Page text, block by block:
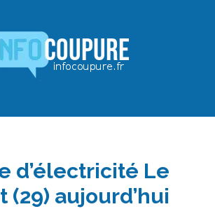
d’électricité Le
(29) aujourd’hui